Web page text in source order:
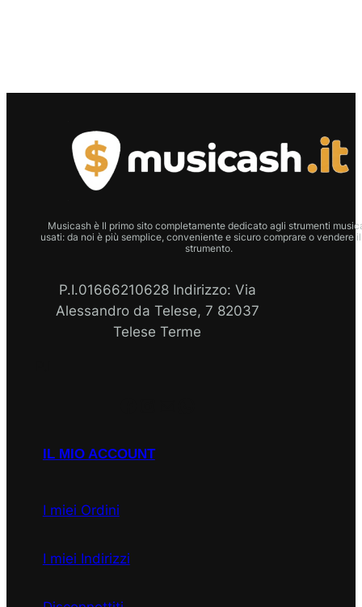
Musicash è Il primo sito completamente dedicato agli strumenti
usati: da noi è più semplice, conveniente e sicuro comprare o vendere
strumento.
P.I.01666210628 Indirizzo: Via
Alessandro da Telese, 7 82037
Telese Terme
IL MIO ACCOUNT
I miei Ordini
I miei Indirizzi